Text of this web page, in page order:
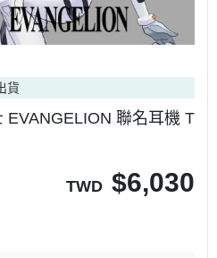
貨
EVANGELION 聯名耳機 T
TWD $6,030